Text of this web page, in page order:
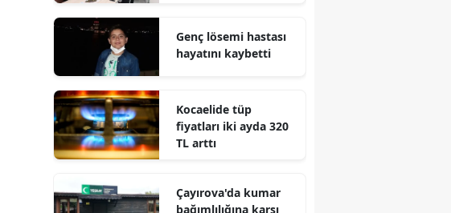
Gaziantep
Hakkari
Isparta
Genç lösemi hastası
hayatını kaybetti
Kocaelide tüp
fiyatları iki ayda 320
TL arttı
Çayırova'da kumar
bağımlılığına karşı